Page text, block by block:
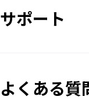
販売価格（税込）
サポート
よくある質